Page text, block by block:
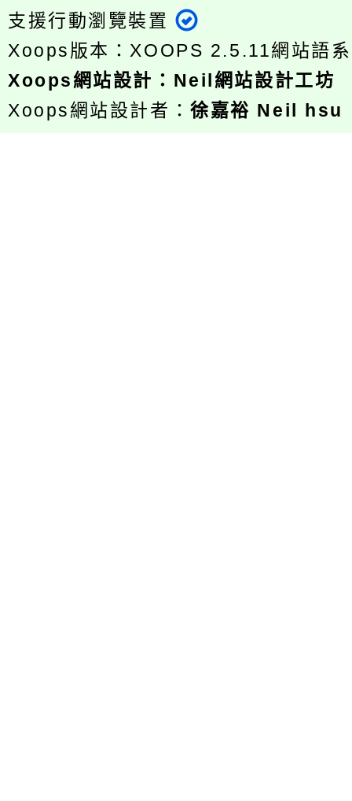
支援行動瀏覽裝置
Xoops版本： XOOPS 2.5.11網站語
Xoops網站設計 ： Neil網站設計工坊
Xoops網站設計者：徐嘉裕 Neil hsu